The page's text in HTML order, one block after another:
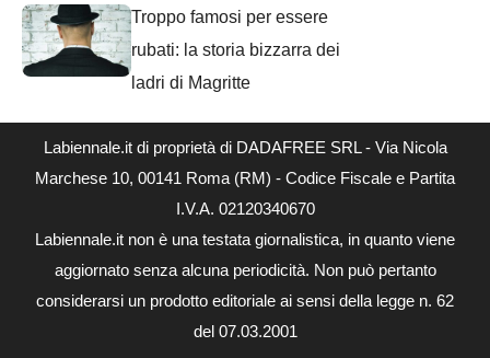
Troppo famosi per essere
rubati: la storia bizzarra dei
ladri di Magritte
Labiennale.it di proprietà di DADAFREE SRL - Via Nicola
Marchese 10, 00141 Roma (RM) - Codice Fiscale e Partita
I.V.A. 02120340670
Labiennale.it non è una testata giornalistica, in quanto viene
aggiornato senza alcuna periodicità. Non può pertanto
considerarsi un prodotto editoriale ai sensi della legge n. 62
del 07.03.2001